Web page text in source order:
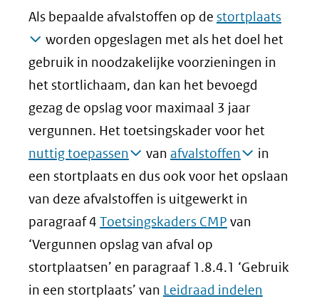
Als bepaalde afvalstoffen op de stortplaats
worden opgeslagen met als het doel het
gebruik in noodzakelijke voorzieningen in
het stortlichaam, dan kan het bevoegd
gezag de opslag voor maximaal 3 jaar
vergunnen. Het toetsingskader voor het
nuttig toepassen
van afvalstoffen
in
een stortplaats en dus ook voor het opslaan
van deze afvalstoffen is uitgewerkt in
paragraaf 4 Toetsingskaders CMP van
‘Vergunnen opslag van afval op
stortplaatsen’ en paragraaf 1.8.4.1 ‘Gebruik
in een stortplaats’ van Leidraad indelen